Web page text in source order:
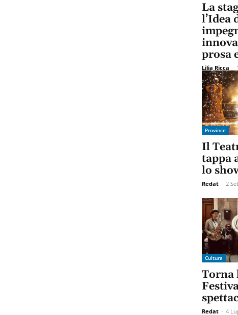
La
l’Idea
prosa
Lilia Ricca -
Province
Il
tappa
lo
Redat - 2
Cultura
Torna
Redat - 4